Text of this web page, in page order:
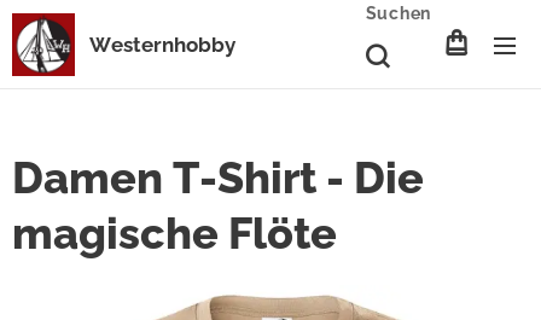
Westernhobby
Suchen
Damen T-Shirt - Die
magische Flöte